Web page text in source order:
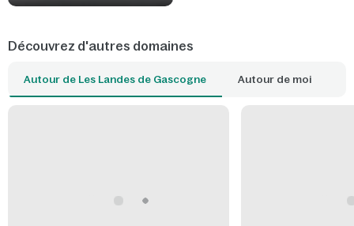
Découvrez d'autres domaines
Autour de Les Landes de Gascogne Autour de moi